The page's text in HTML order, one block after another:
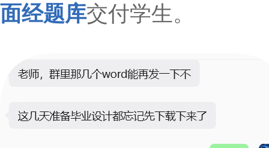
面经题库交付学生。